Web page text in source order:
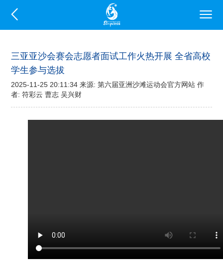
三亚亚沙会赛会志愿者面试工作火热开展 全省高校
学生参与选拔
2025-11-25 20:11:34 来源: 第六届亚洲沙滩运动会官方网站 作
者: 符彩云 曹志 吴兴财